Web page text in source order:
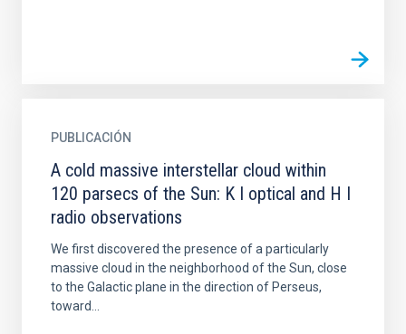
PUBLICACIÓN
A cold massive interstellar cloud within
120 parsecs of the Sun: K I optical and H I
radio observations
We first discovered the presence of a particularly
massive cloud in the neighborhood of the Sun, close
to the Galactic plane in the direction of Perseus,
toward...